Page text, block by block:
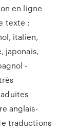
en ligne
texte :
italien,
japonais,
-
anglais-
traductions